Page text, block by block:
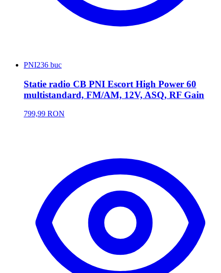
PNI236 buc
Statie radio CB PNI Escort High Power 60
multistandard, FM/AM, 12V, ASQ, RF Gain
799,99 RON